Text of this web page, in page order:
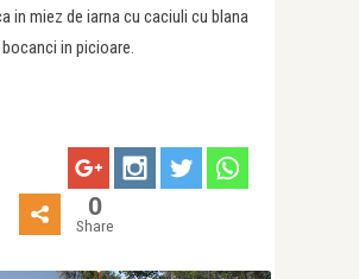
in miez de iarna cu caciuli cu blana
in picioare.
0
Share